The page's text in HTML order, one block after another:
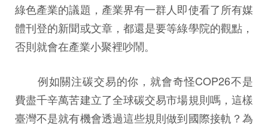
綠色產業的議題，產業界有一群人即使看了所有媒
體刊登的新聞或文章，都還是要等綠學院的觀點，
否則就會在產業小聚裡吵鬧。
例如關注碳交易的你，就會奇怪COP26不是
費盡千辛萬苦建立了全球碳交易市場規則嗎，這樣
臺灣不是就有機會透過這些規則做到國際接軌？為